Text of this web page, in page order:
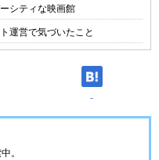
シティな映画館
運営で気づいたこと
-
。